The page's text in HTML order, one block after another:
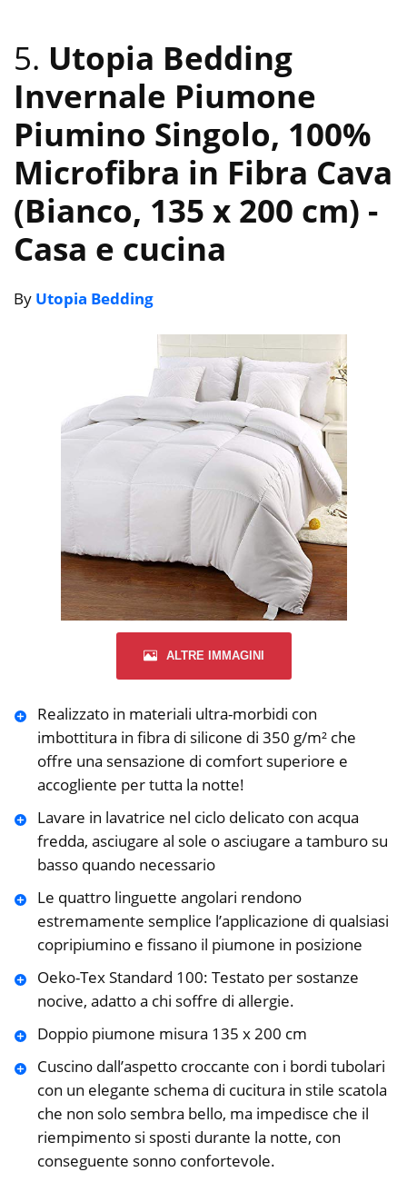
5. Utopia Bedding
Invernale Piumone
Piumino Singolo, 100%
Microfibra in Fibra Cava
(Bianco, 135 x 200 cm) -
Casa e cucina
By Utopia Bedding
ALTRE IMMAGINI
Realizzato in materiali ultra-morbidi con
imbottitura in fibra di silicone di 350 g/m² che
offre una sensazione di comfort superiore e
accogliente per tutta la notte!
Lavare in lavatrice nel ciclo delicato con acqua
fredda, asciugare al sole o asciugare a tamburo su
basso quando necessario
Le quattro linguette angolari rendono
estremamente semplice l’applicazione di qualsiasi
copripiumino e fissano il piumone in posizione
Oeko-Tex Standard 100: Testato per sostanze
nocive, adatto a chi soffre di allergie.
Doppio piumone misura 135 x 200 cm
Cuscino dall’aspetto croccante con i bordi tubolari
con un elegante schema di cucitura in stile scatola
che non solo sembra bello, ma impedisce che il
riempimento si sposti durante la notte, con
conseguente sonno confortevole.